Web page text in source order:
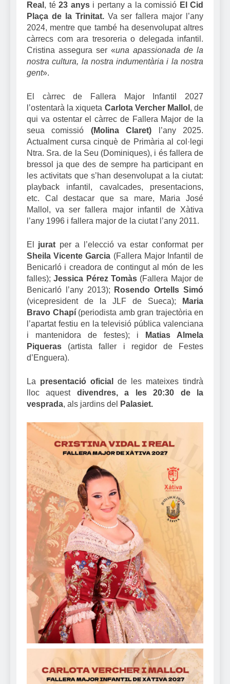
Real , té23 anysi pertany a la comissió El Cid
Plaça de la Trinitat.Va ser fallera major l’any
2024, mentre que també ha desenvolupat altres
càrrecs com ara tresoreria o delegada infantil.
Cristina assegura ser «una apassionada de la
nostra cultura, la nostra indumentària i la nostra
gent».
El càrrec de Fallera Major Infantil 2027
l’ostentarà la xiqueta Carlota Vercher Mallol , de
qui va ostentar el càrrec de Fallera Major de la
seua comissió (Molina Claret) l’any 2025.
Actualment cursa cinquè de Primària al col·legi
Ntra. Sra. de la Seu (Dominiques), i és fallera de
bressol ja que des de sempre ha participant en
les activitats que s’han desenvolupat a la ciutat:
playback infantil, cavalcades, presentacions,
etc. Cal destacar que sa mare, Maria José
Mallol, va ser fallera major infantil de Xàtiva
l’any 1996 i fallera major de la ciutat l’any 2011.
El jurat per a l’elecció va estar conformat per
Sheila Vicente Garcia (Fallera Major Infantil de
Benicarló i creadora de contingut al món de les
falles);Jessica Pérez Tomàs (Fallera Major de
Benicarló l’any 2013);
Rosendo Ortells Simó
(vicepresident de la JLF de Sueca);
Maria
Bravo Chapí(periodista amb gran trajectòria en
l’apartat festiu en la televisió pública valenciana
i mantenidora de festes); i
Matias Almela
Piqueras (artista faller i regidor de Festes
d’Enguera).
La presentació oficial
de les mateixes tindrà
lloc aquest divendres, a les 20:30 de la
vesprada, als jardins del Palasiet.